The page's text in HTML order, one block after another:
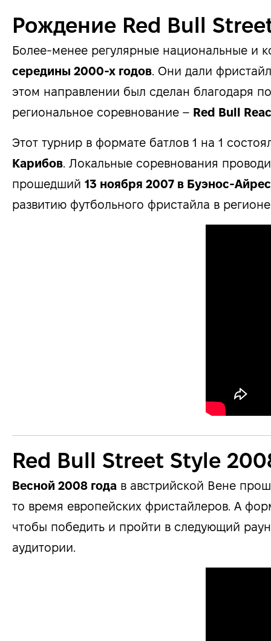
Рождение Red Bull
Более-менее регулярные национальные и
середины 2000-х годов. Они дали
этом направлении был сделан благодаря
региональное соревнование – Red Bull
Этот турнир в формате батлов 1 на 1
Карибов. Локальные соревнования
прошедший 13 ноября 2007 в Буэнос-
развитию футбольного фристайла в
Red Bull Street Style
Весной 2008 года в австрийской Вене
то время европейских фристайлеров. А
чтобы победить и пройти в следующий
аудитории.